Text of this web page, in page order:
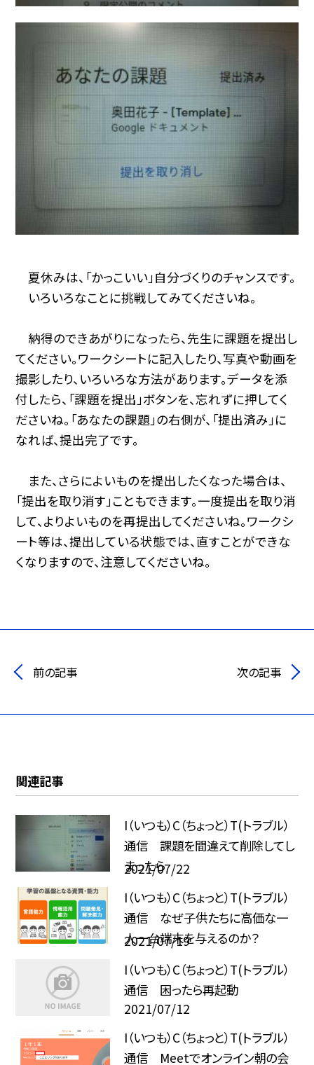
夏休みは、「かっこいい」自分づくりのチャンスです。
いろいろなことに挑戦してみてくださいね。
納得のできあがりになったら、先生に課題を提出し
てください。ワークシートに記入したり、写真や動画を
撮影したり、いろいろな方法があります。データを添
付したら、「課題を提出」ボタンを、忘れずに押してく
ださいね。「あなたの課題」の右側が、「提出済み」に
なれば、提出完了です。
また、さらによいものを提出したくなった場合は、
「提出を取り消す」こともできます。一度提出を取り消
して、よりよいものを再提出してくださいね。ワークシ
ート等は、提出している状態では、直すことができな
くなりますので、注意してくださいね。
前の記事 次の記事
関連記事
I（いつも）C（ちょっと）T(トラブル）
通信 課題を間違えて削除してし
まったら
2021/07/22
I（いつも）C（ちょっと）T(トラブル）
通信 なぜ子供たちに高価な一
人一台端末を与えるのか？
2021/07/19
I（いつも）C（ちょっと）T(トラブル）
通信 困ったら再起動
2021/07/12
I（いつも）C（ちょっと）T(トラブル）
通信 Meetでオンライン朝の会